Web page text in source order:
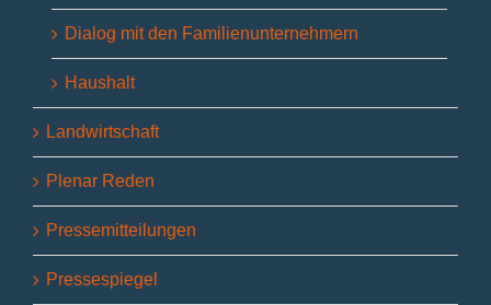
Dialog mit den Familienunternehmern
Haushalt
Landwirtschaft
Plenar Reden
Pressemitteilungen
Pressespiegel